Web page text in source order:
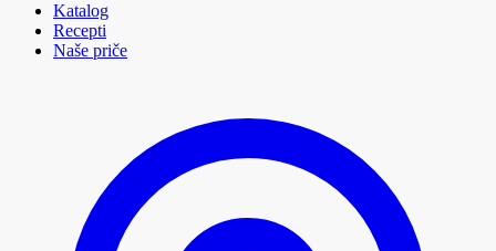
Katalog
Recepti
Naše priče